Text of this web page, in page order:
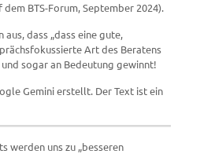
BTS-Forum, September 2024).
aus, dass „dass eine gute,
Art des Beratens
und sogar an Bedeutung gewinnt!
Gemini erstellt. Der Text ist ein
werden uns zu „besseren